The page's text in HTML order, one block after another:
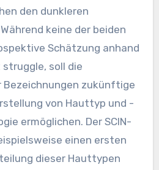
den dunkleren
keine der beiden
Schätzung anhand
soll die
Bezeichnungen zukünftige
von Hauttyp und -
ermöglichen. Der SCIN-
einen ersten
dieser Hauttypen